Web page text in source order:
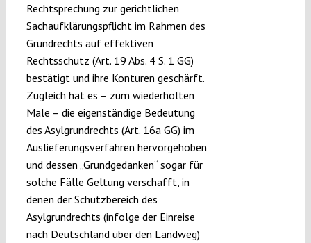
Funding
Projects
Rechtsprechung zur gerichtlichen
Sachaufklärungspflicht im Rahmen des
Grundrechts auf effektiven
Rechtsschutz (Art. 19 Abs. 4 S. 1 GG)
bestätigt und ihre Konturen geschärft.
Zugleich hat es – zum wiederholten
Male – die eigenständige Bedeutung
des Asylgrundrechts (Art. 16a GG) im
Auslieferungsverfahren hervorgehoben
und dessen „Grundgedanken“ sogar für
solche Fälle Geltung verschafft, in
denen der Schutzbereich des
Asylgrundrechts (infolge der Einreise
nach Deutschland über den Landweg)